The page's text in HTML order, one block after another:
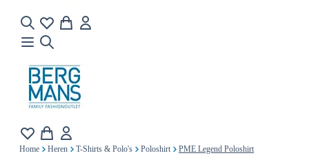
Home Heren T-Shirts & Polo's Poloshirt PME Legend Poloshirt